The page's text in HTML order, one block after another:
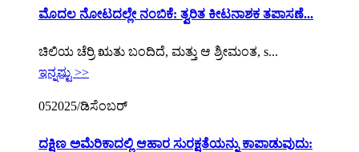
ಮೊದಲ ನೋಟದಲ್ಲೇ ನಂಬಿಕೆ: ತ್ವರಿತ ಕೀಟನಾಶಕ ತಪಾಸಣೆ...
ಚಿಲಿಯ ಚೆರ್ರಿ ಋತು ಬಂದಿದೆ, ಮತ್ತು ಆ ಶ್ರೀಮಂತ, s...
ಇನ್ನಷ್ಟು >>
052025/ಡಿಸೆಂಬರ್
ದಕ್ಷಿಣ ಅಮೆರಿಕಾದಲ್ಲಿ ಆಹಾರ ಸುರಕ್ಷತೆಯನ್ನು ಕಾಪಾಡುವುದು: